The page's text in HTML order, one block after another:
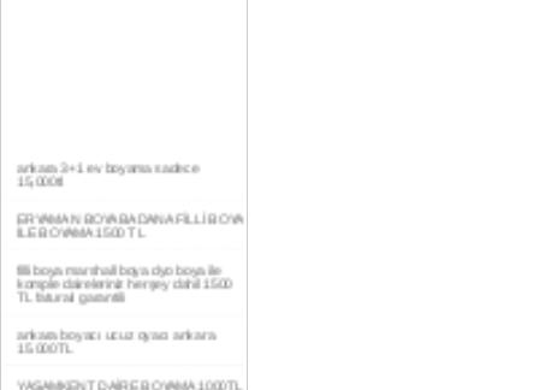
ERYAMAN BOYA BADANA FİLLİ BOYA
İLE BOYAMA 1500 TL
filli boya marshall boya dyo boya ile
komple daireleriniz herşey dahil 1500
ankara boyacı ucuz oyacı ankara
15.000TL
YAŞAMKENT DAİRE BOYAMA 1000TL
EV,İŞYERİ BOYA BADANA USTASI